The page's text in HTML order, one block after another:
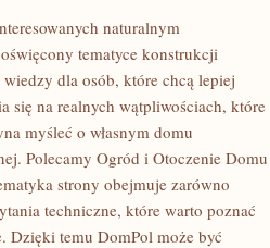
naturalnym
tematyce konstrukcji
dla osób, które chcą lepiej
się na realnych wątpliwościach, które
myśleć o własnym domu
Polecamy Ogród i Otoczenie Domu
strony obejmuje zarówno
techniczne, które warto poznać
Dzięki temu DomPol może być